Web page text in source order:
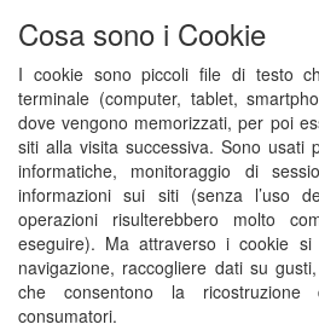
Cosa sono i Cookie
I cookie sono piccoli file di testo
terminale (computer, tablet,
dove vengono memorizzati, per poi
siti alla visita successiva. Sono usati
informatiche, monitoraggio di
informazioni sui siti (senza l’uso
operazioni risulterebbero molto
eseguire). Ma attraverso i cookie
navigazione, raccogliere dati su
che consentono la
consumatori.